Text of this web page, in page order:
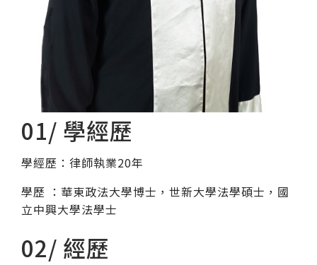
01/ 學經歷
學經歷：律師執業20年
學歷 ：華東政法大學博士，世新大學法學碩士，國
立中興大學法學士
02/ 經歷